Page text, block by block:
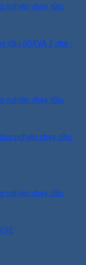
nghiệp chạy dầu.
nghiệp chạy dầu.
nghiệp chạy dầu.